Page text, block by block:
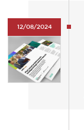
12/08/2024